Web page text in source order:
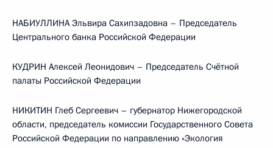
НАБИУЛЛИНА Эльвира Сахипзадовна – Председатель
Центрального банка Российской Федерации
КУДРИН Алексей Леонидович – Председатель Счётной
палаты Российской Федерации
НИКИТИН Глеб Сергеевич – губернатор Нижегородской
области, председатель комиссии Государственного Совета
Российской Федерации по направлению «Экология